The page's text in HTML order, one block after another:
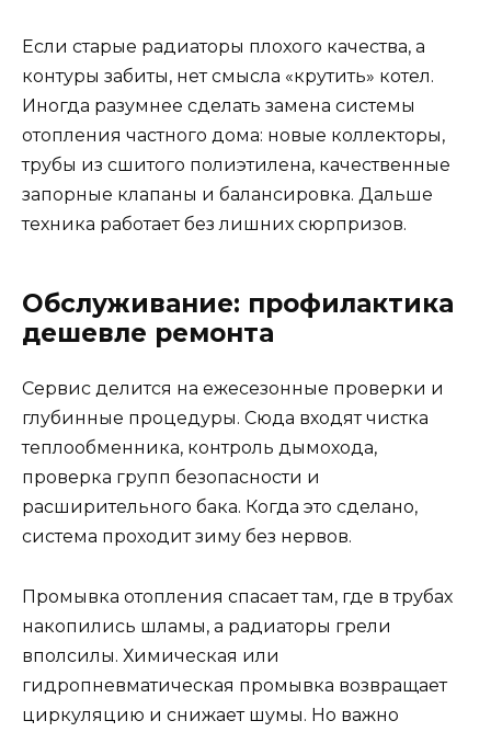
Если старые радиаторы плохого качества, а
контуры забиты, нет смысла «крутить» котел.
Иногда разумнее сделать замена системы
отопления частного дома: новые коллекторы,
трубы из сшитого полиэтилена, качественные
запорные клапаны и балансировка. Дальше
техника работает без лишних сюрпризов.
Обслуживание: профилактика
дешевле ремонта
Сервис делится на ежесезонные проверки и
глубинные процедуры. Сюда входят чистка
теплообменника, контроль дымохода,
проверка групп безопасности и
расширительного бака. Когда это сделано,
система проходит зиму без нервов.
Промывка отопления спасает там, где в трубах
накопились шламы, а радиаторы грели
вполсилы. Химическая или
гидропневматическая промывка возвращает
циркуляцию и снижает шумы. Но важно